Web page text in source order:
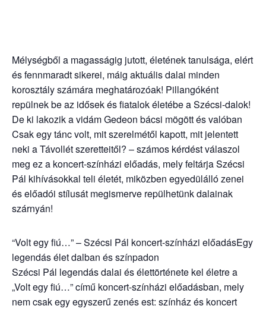
Mélységből a magasságig jutott, életének tanulsága, elért
és fennmaradt sikerei, máig aktuális dalai minden
korosztály számára meghatározóak! Pillangóként
repülnek be az idősek és fiatalok életébe a Szécsi-dalok!
De ki lakozik a vidám Gedeon bácsi mögött és valóban
Csak egy tánc volt, mit szerelmétől kapott, mit jelentett
neki a Távollét szeretteitől? – számos kérdést válaszol
meg ez a koncert-színházi előadás, mely feltárja Szécsi
Pál kihívásokkal teli életét, miközben egyedülálló zenei
és előadói stílusát megismerve repülhetünk dalainak
szárnyán!
“Volt egy fiú…” – Szécsi Pál koncert-színházi előadásEgy
legendás élet dalban és színpadon
Szécsi Pál legendás dalai és élettörténete kel életre a
„Volt egy fiú…” című koncert-színházi előadásban, mely
nem csak egy egyszerű zenés est: színház és koncert